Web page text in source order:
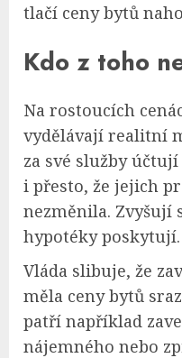
tlačí ceny bytů
Kdo z toho
Na rostoucích
vydělávají realitní
za své služby
i přesto, že jejich
nezměnila. Zvyšují
hypotéky poskytují.
Vláda slibuje, že
měla ceny bytů
patří například
nájemného nebo